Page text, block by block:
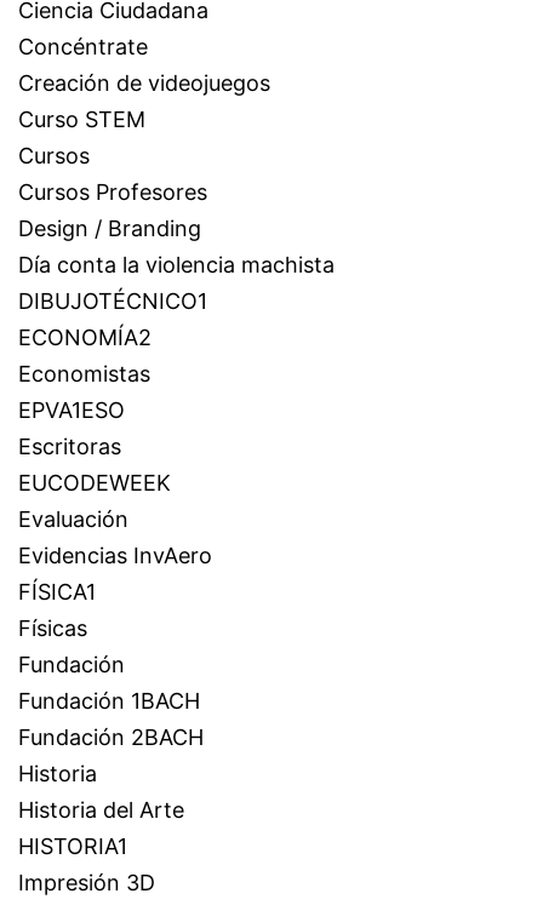
Ciencia Ciudadana
Concéntrate
Creación de videojuegos
Curso STEM
Cursos
Cursos Profesores
Design / Branding
Día conta la violencia machista
DIBUJOTÉCNICO1
ECONOMÍA2
Economistas
EPVA1ESO
Escritoras
EUCODEWEEK
Evaluación
Evidencias InvAero
FÍSICA1
Físicas
Fundación
Fundación 1BACH
Fundación 2BACH
Historia
Historia del Arte
HISTORIA1
Impresión 3D